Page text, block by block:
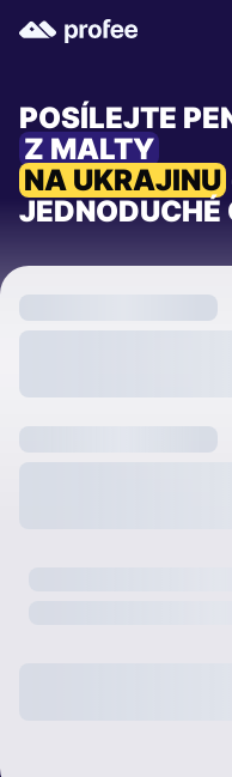
POSÍLEJTE
Z MALTY
NA UKRAJINU
JEDNODUCHÉ